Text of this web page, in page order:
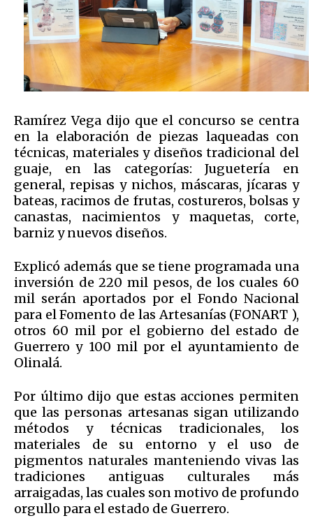
Ramírez Vega dijo que el concurso se centra
en la elaboración de piezas laqueadas con
técnicas, materiales y diseños tradicional del
guaje, en las categorías: Juguetería en
general, repisas y nichos, máscaras, jícaras y
bateas, racimos de frutas, costureros, bolsas y
canastas, nacimientos y maquetas, corte,
barniz y nuevos diseños.
Explicó además que se tiene programada una
inversión de 220 mil pesos, de los cuales 60
mil serán aportados por el Fondo Nacional
para el Fomento de las Artesanías (FONART ),
otros 60 mil por el gobierno del estado de
Guerrero y 100 mil por el ayuntamiento de
Olinalá.
Por último dijo que estas acciones permiten
que las personas artesanas sigan utilizando
métodos y técnicas tradicionales, los
materiales de su entorno y el uso de
pigmentos naturales manteniendo vivas las
tradiciones antiguas culturales más
arraigadas, las cuales son motivo de profundo
orgullo para el estado de Guerrero.